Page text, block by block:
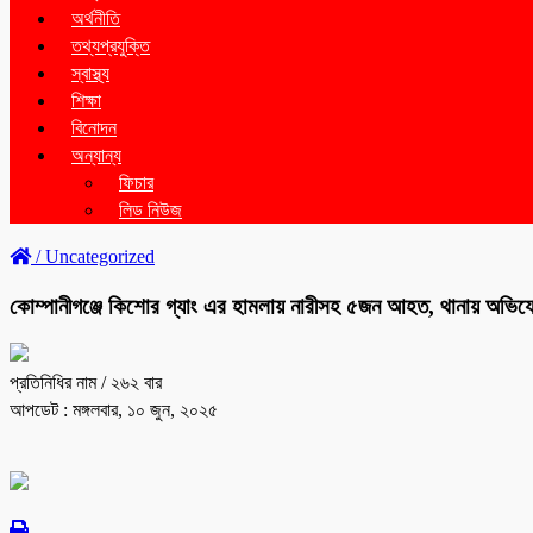
অর্থনীতি
তথ্যপ্রযুক্তি
স্বাস্থ্য
শিক্ষা
বিনোদন
অন্যান্য
ফিচার
লিড নিউজ
/Uncategorized
কোম্পানীগঞ্জে কিশোর গ্যাং এর হামলায় নারীসহ ৫জন আহত, থানায়
প্রতিনিধির নাম/ ২৬২ বার
আপডেট : মঙ্গলবার, ১০ জুন, ২০২৫